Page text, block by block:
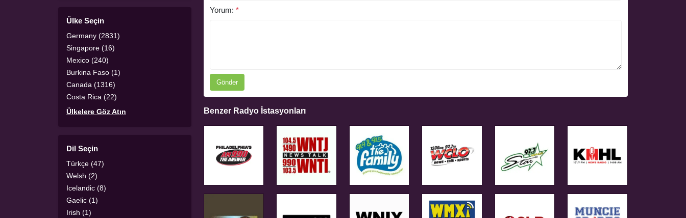
Ülke Seçin
Germany (2831)
Singapore (16)
Mexico (240)
Burkina Faso (1)
Canada (1316)
Costa Rica (22)
Ülkelere Göz Atın
Dil Seçin
Türkçe (47)
Welsh (2)
Icelandic (8)
Gaelic (1)
Irish (1)
Yorum: *
Gönder
Benzer Radyo İstasyonları